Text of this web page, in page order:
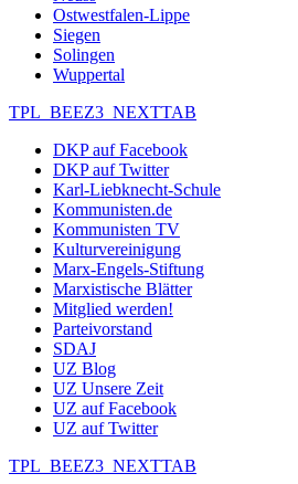
Ostwestfalen-Lippe
Siegen
Solingen
Wuppertal
TPL_BEEZ3_NEXTTAB
DKP auf Facebook
DKP auf Twitter
Karl-Liebknecht-Schule
Kommunisten.de
Kommunisten TV
Kulturvereinigung
Marx-Engels-Stiftung
Marxistische Blätter
Mitglied werden!
Parteivorstand
SDAJ
UZ Blog
UZ Unsere Zeit
UZ auf Facebook
UZ auf Twitter
TPL_BEEZ3_NEXTTAB